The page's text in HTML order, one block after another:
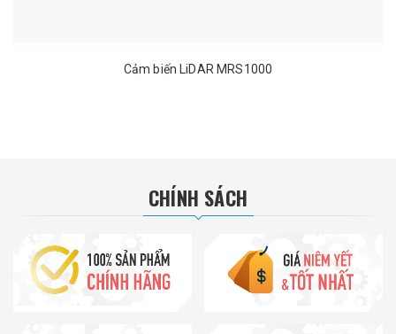
Cảm biến LiDAR MRS1000
CHÍNH SÁCH